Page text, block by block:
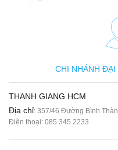
CHI NHÁNH ĐẠI
THANH GIANG HCM
Địa chỉ: 357/46 Đường Bình
Điện thoại: 085 345 2233